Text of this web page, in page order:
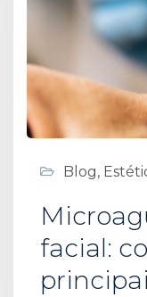
Blog,
facial: